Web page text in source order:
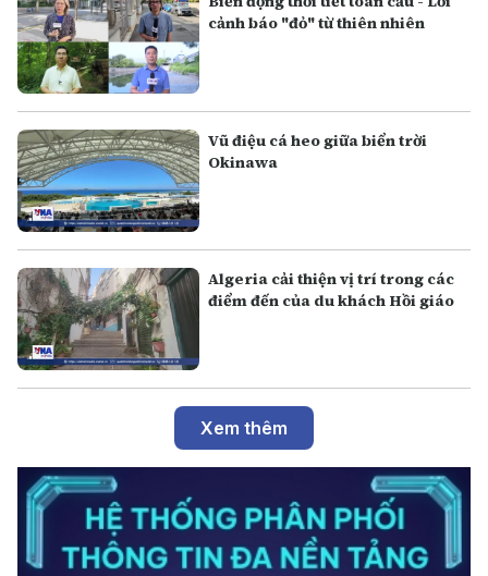
cảnh báo "đỏ" từ thiên nhiên
Vũ điệu cá heo giữa biển trời
Okinawa
Algeria cải thiện vị trí trong các
điểm đến của du khách Hồi giáo
Xem thêm